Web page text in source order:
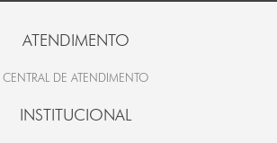
ATENDIMENTO
CENTRAL DE ATENDIMENTO
INSTITUCIONAL